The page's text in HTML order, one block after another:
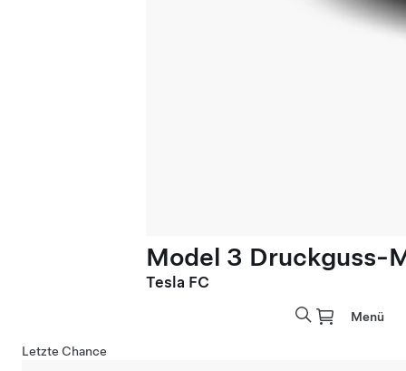
Model 3 Druckguss-
Tesla FC
Menü
Letzte Chance